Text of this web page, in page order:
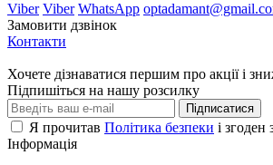
Viber Viber WhatsApp
Замовити дзвінок
Контакти
Хочете дізнаватися першим про акції і
Підпишіться на нашу розсилку
Підписатися
Я прочитав Політика безпеки і
Інформація